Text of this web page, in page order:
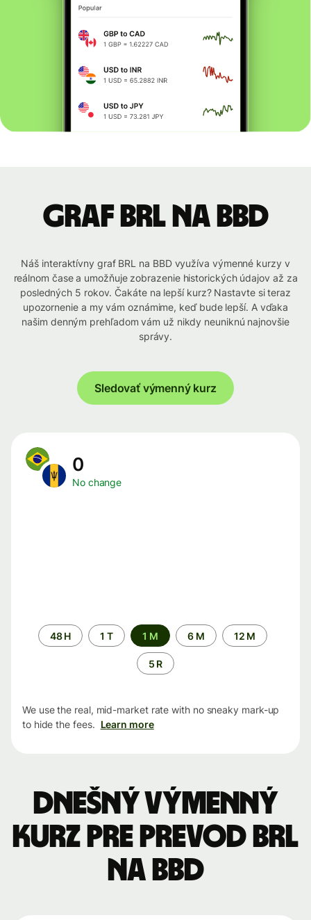
graf BRL na BBD
Náš interaktívny graf BRL na BBD využíva výmenné kurzy v
reálnom čase a umožňuje zobrazenie historických údajov až za
posledných 5 rokov. Čakáte na lepší kurz? Nastavte si teraz
upozornenie a my vám oznámime, keď bude lepší. A vďaka
našim denným prehľadom vám už nikdy neuniknú najnovšie
správy.
Sledovať výmenný kurz
0
No change
Time
period
48 H 1 T 1 M 6 M 12 M
5 R
We use the real, mid-market rate with no sneaky mark-up
to hide the fees. Learn more
Dnešný výmenný
kurz pre prevod BRL
na BBD